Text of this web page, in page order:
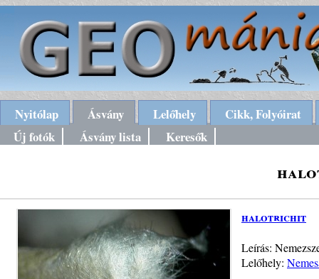
Nyitólap Ásvány Lelőhely
Cikk, Folyóirat
Új fotók
Ásvány lista Keresők
halotrichit
Leírás:
Lelőhely: